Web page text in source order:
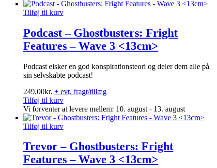
Tilføj til kurv
Podcast – Ghostbusters: Fright
Features – Wave 3 <13cm>
Podcast elsker en god konspirationsteori og deler dem alle på
sin selvskabte podcast!
249,00kr. + evt. fragt/tillæg
Tilføj til kurv
Vi forventer at levere mellem: 10. august - 13. august
Tilføj til kurv
Trevor – Ghostbusters: Fright
Features – Wave 3 <13cm>